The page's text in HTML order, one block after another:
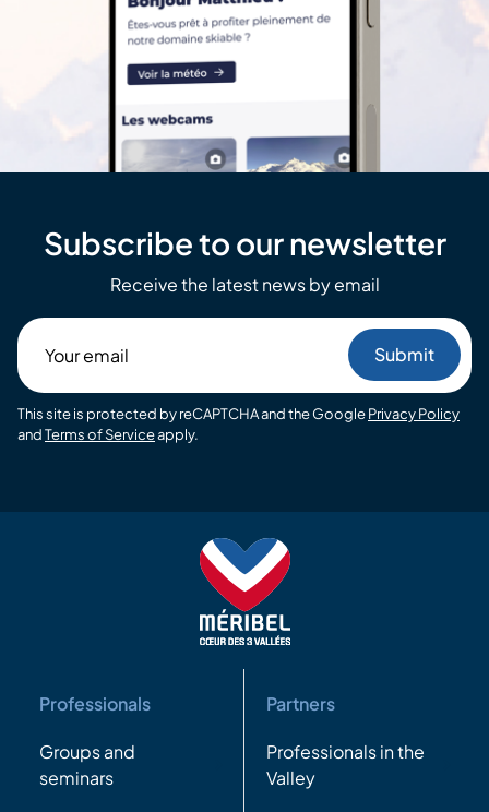
Subscribe to our newsletter
Receive the latest news by email
email
This site is protected by reCAPTCHA and the GooglePrivacy Policy
andTerms of Serviceapply.
Professionals
Groups and
seminars
Partners
Professionals in the
Valley